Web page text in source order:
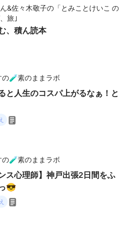
&佐々木敬子の「とみことけいこ の
旅｣
、積ん読本
の🧪素のままラボ
と人生のコスパ上がるなぁ！と
の🧪素のままラボ
ス心理師】神戸出張2日間をふ
😎